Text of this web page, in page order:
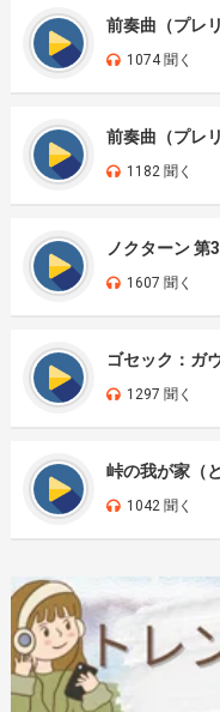
前奏曲（プレ
1074 聞く
前奏曲（プレ
1182 聞く
ノクターン 第
1607 聞く
ゴセック：ガ
1297 聞く
峠の我が家（
1042 聞く